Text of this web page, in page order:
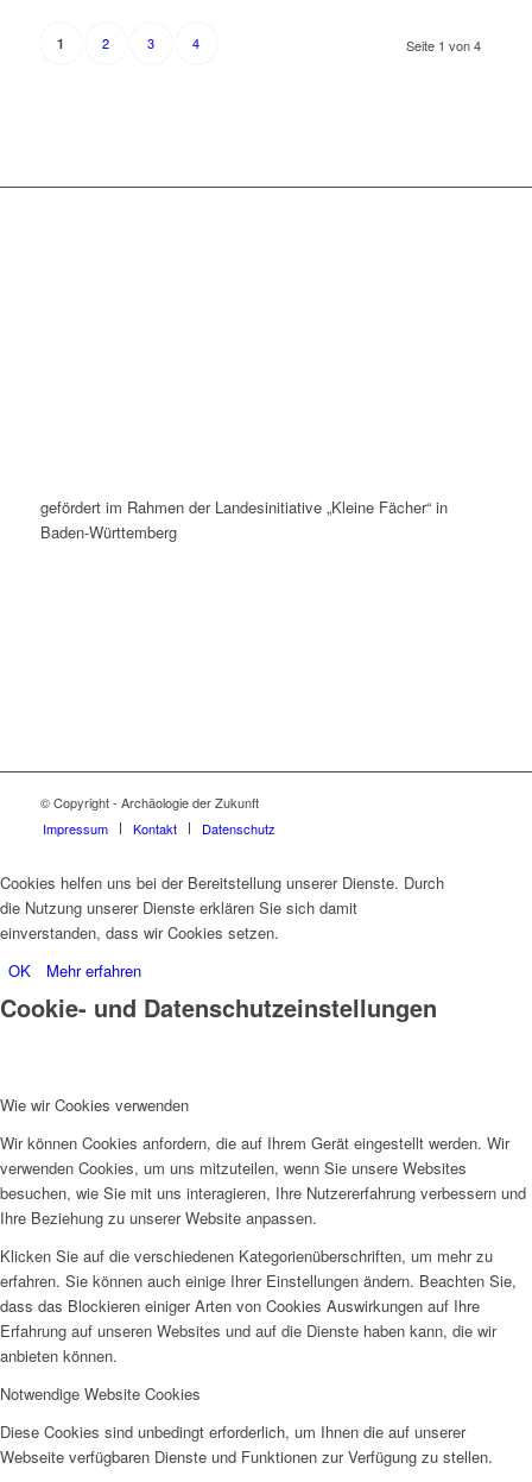
Seite 1 von 4
1 2 3 4
gefördert im Rahmen der Landesinitiative „Kleine Fächer“ in
Baden-Württemberg
© Copyright - Archäologie der Zukunft
Impressum
Kontakt Datenschutz
Cookies helfen uns bei der Bereitstellung unserer Dienste. Durch
die Nutzung unserer Dienste erklären Sie sich damit
einverstanden, dass wir Cookies setzen.
OK
Mehr erfahren
Cookie- und Datenschutzeinstellungen
Wie wir Cookies verwenden
Wir können Cookies anfordern, die auf Ihrem Gerät eingestellt werden. Wir
verwenden Cookies, um uns mitzuteilen, wenn Sie unsere Websites
besuchen, wie Sie mit uns interagieren, Ihre Nutzererfahrung verbessern und
Ihre Beziehung zu unserer Website anpassen.
Klicken Sie auf die verschiedenen Kategorienüberschriften, um mehr zu
erfahren. Sie können auch einige Ihrer Einstellungen ändern. Beachten Sie,
dass das Blockieren einiger Arten von Cookies Auswirkungen auf Ihre
Erfahrung auf unseren Websites und auf die Dienste haben kann, die wir
anbieten können.
Notwendige Website Cookies
Diese Cookies sind unbedingt erforderlich, um Ihnen die auf unserer
Webseite verfügbaren Dienste und Funktionen zur Verfügung zu stellen.